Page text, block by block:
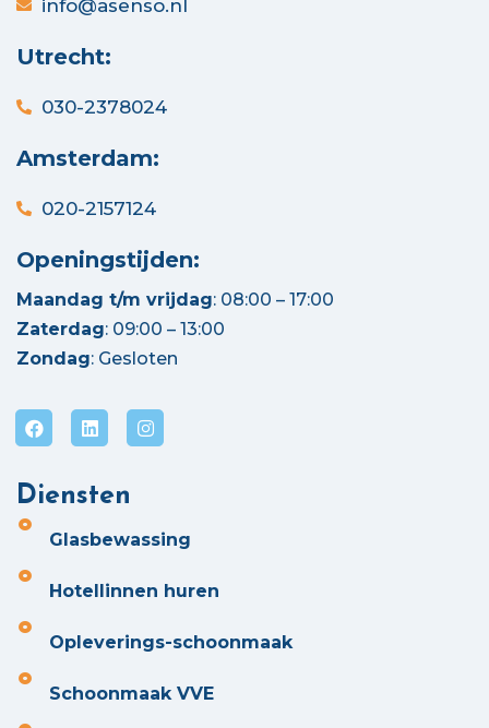
info@asenso.nl
Utrecht:
030-2378024
Amsterdam:
020-2157124
Openingstijden:
Maandag t/m vrijdag: 08:00 – 17:00
Zaterdag: 09:00 – 13:00
Zondag: Gesloten
Diensten
Glasbewassing
Hotellinnen huren
Opleverings-schoonmaak
Schoonmaak VVE